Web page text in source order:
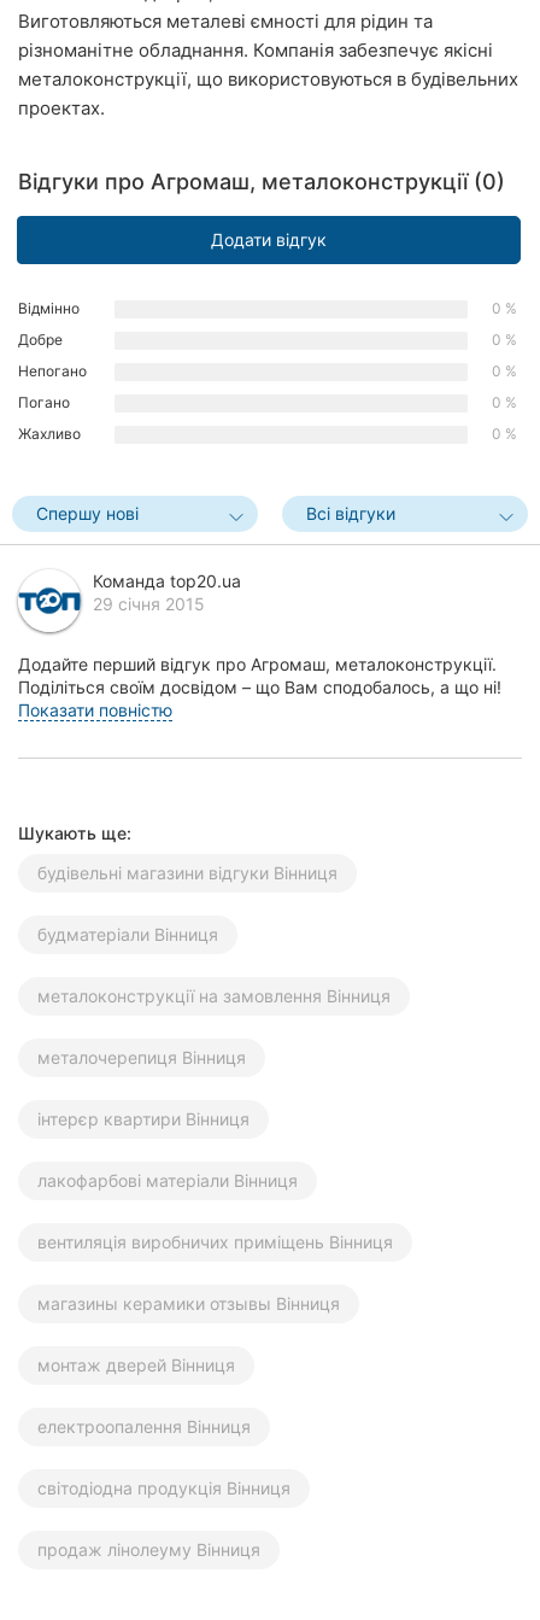
Кропивницький
Київ
Запоріжжя
Дніпро
Львів
Кривий
Миколаїв
Херсон
Полтава
Чернігів
Чернівці
Суми
Франківськ
Луцьк
Ужгород
Виготовляються металеві ємності для рідин та
різноманітне обладнання. Компанія забезпечує якісні
металоконструкції, що використовуються в будівельних
проектах.
Відгуки про Агромаш, металоконструкції (0)
Додати відгук
Відмінно
0 %
Добре
0 %
Непогано
0 %
Погано
0 %
Жахливо
0 %
Спершу нові Всі відгуки
Команда top20.ua
29 січня 2015
Додайте перший відгук про Агромаш, металоконструкції.
Поділіться своїм досвідом – що Вам сподобалось, а що ні!
Це допоможе іншим жителям Вінниці зроби...
Показати повністю
Шукають ще:
будівельні магазини відгуки Вінниця
будматеріали Вінниця
металоконструкції на замовлення Вінниця
металочерепиця Вінниця
інтерєр квартири Вінниця
лакофарбові матеріали Вінниця
вентиляція виробничих приміщень Вінниця
магазины керамики отзывы Вінниця
монтаж дверей Вінниця
електроопалення Вінниця
світодіодна продукція Вінниця
продаж лінолеуму Вінниця